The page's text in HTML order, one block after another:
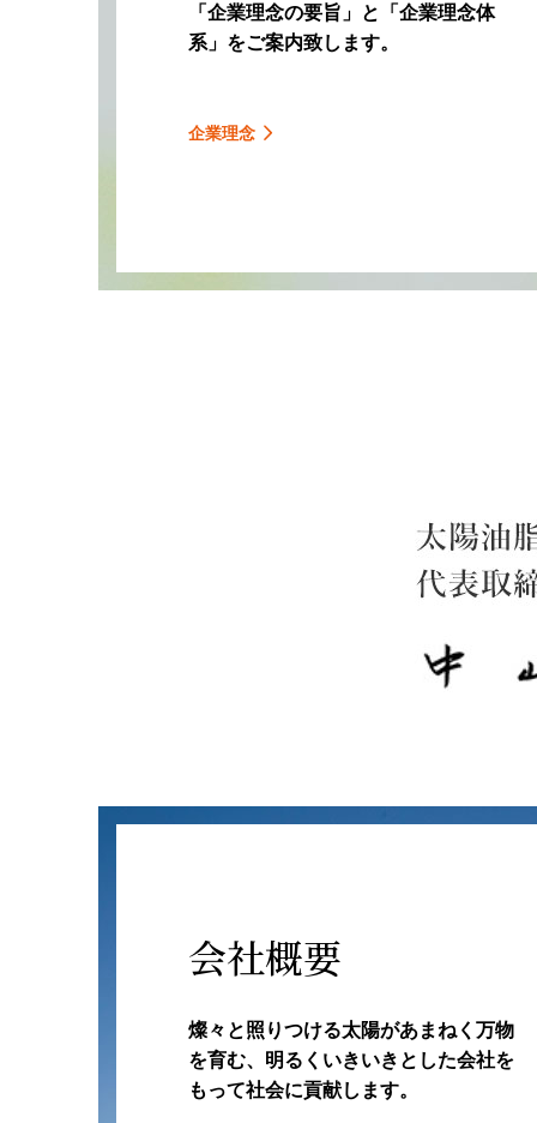
「企業理念の要旨」と「企業理念体
系」をご案内致します。
企業理念
会社概要
燦々と照りつける太陽があまねく万物
を育む、明るくいきいきとした会社を
もって社会に貢献します。